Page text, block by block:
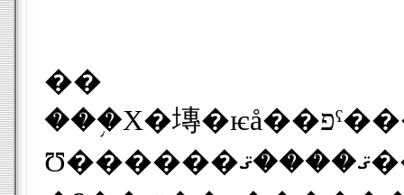
��
���֥Х�塼�ѥå��פˤ����Τ˲ä��ơ��ݡ��������ȥ�åס������������꡼���ƥ��å�Duo(32MB)��Dü�ҥ����֥뤬
Ʊ������ޤ����ޤ����֥�󥻥��ѥå��פˤ�����Υ�󥻥�������������뤿��Υ�󥻥����塼